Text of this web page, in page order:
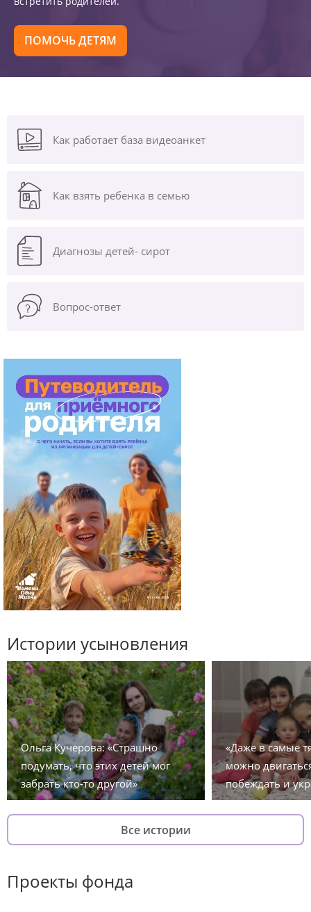
ПОМОЧЬ ДЕТЯМ
Как работает база видеоанкет
Как взять ребенка в семью
Диагнозы детей- сирот
Вопрос-ответ
Истории усыновления
Ольга Кучерова: «Страшно
подумать, что этих детей мог
забрать кто-то другой»
«Даже в самые
можно
побеждать и
Все истории
Проекты фонда